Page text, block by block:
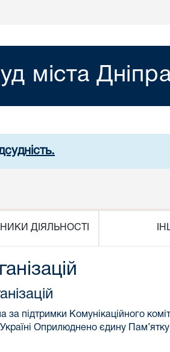
міста
ДІЯЛЬНОСТІ
за підтримки Комунікаційного
Оприлюднено єдину